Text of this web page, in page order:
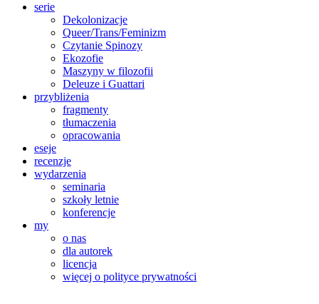
serie
Dekolonizacje
Queer/Trans/Feminizm
Czytanie Spinozy
Ekozofie
Maszyny w filozofii
Deleuze i Guattari
przybliżenia
fragmenty
tłumaczenia
opracowania
eseje
recenzje
wydarzenia
seminaria
szkoły letnie
konferencje
my
o nas
dla autorek
licencja
więcej o polityce prywatności